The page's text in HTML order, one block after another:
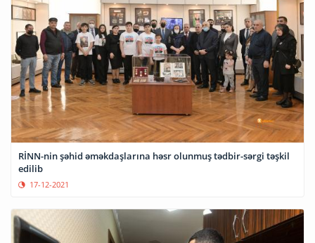
RİNN-nin şəhid əməkdaşlarına həsr olunmuş tədbir-sərgi təşkil
edilib
17-12-2021